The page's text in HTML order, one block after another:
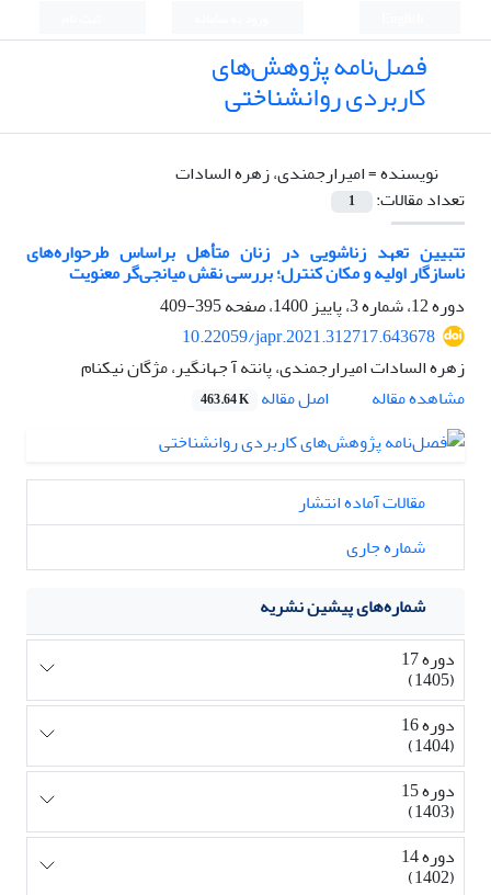
فصل‌نامه پژوهش‌های
کاربردی روانشناختی
نویسنده =امیرارجمندی، زهره السادات
تعداد مقالات:
1
تتبیین تعهد زناشویی در زنان متأهل براساس طرحواره‌های
ناسازگار اولیه و مکان کنترل؛ بررسی نقش میانجی‌گر معنویت
دوره 12، شماره 3، پاییز 1400، صفحه
395-409
10.22059/japr.2021.312717.643678
زهره السادات امیرارجمندی، پانته آ جهانگیر، مژگان نیکنام
مشاهده مقاله
اصل مقاله 463.64 K
مقالات آماده انتشار
شماره جاری
شماره‌های پیشین نشریه
دوره 17
(1405)
دوره 16
(1404)
دوره 15
(1403)
دوره 14
(1402)